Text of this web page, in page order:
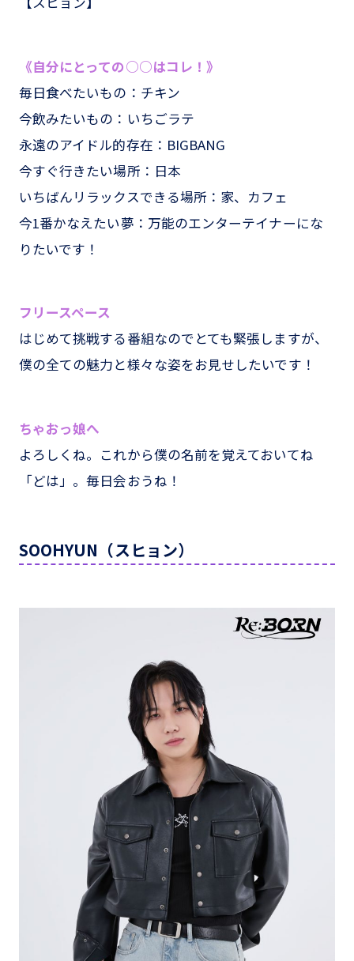
《自分にとっての○○はコレ！》
毎日食べたいもの：チキン
今飲みたいもの：いちごラテ
永遠のアイドル的存在：BIGBANG
今すぐ行きたい場所：日本
いちばんリラックスできる場所：家、カフェ
今1番かなえたい夢：万能のエンターテイナーにな
りたいです！
フリースペース
はじめて挑戦する番組なのでとても緊張しますが、
僕の全ての魅力と様々な姿をお見せしたいです！
ちゃおっ娘へ
よろしくね。これから僕の名前を覚えておいてね
「どは」。毎日会おうね！
SOOHYUN（スヒョン）